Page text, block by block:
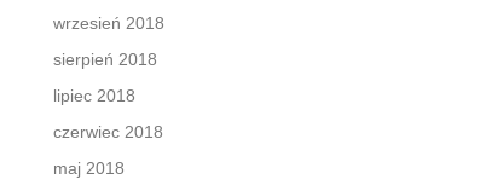
wrzesień 2018
sierpień 2018
lipiec 2018
czerwiec 2018
maj 2018